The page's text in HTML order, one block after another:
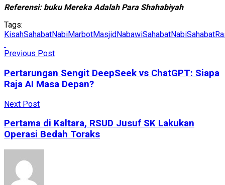
Referensi: buku Mereka Adalah Para Shahabiyah
Tags:
KisahSahabatNabiMarbotMasjidNabawiSahabatNabi
Previous Post
Pertarungan Sengit DeepSeek vs ChatGPT: Siapa
Raja AI Masa Depan?
Next Post
Pertama di Kaltara, RSUD Jusuf SK Lakukan
Operasi Bedah Toraks